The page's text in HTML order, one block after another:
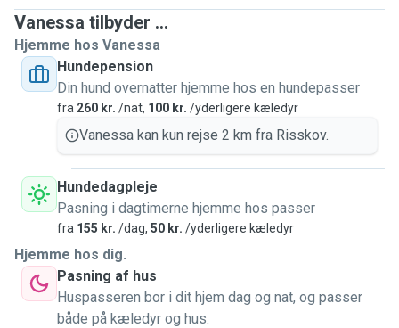
Vanessa tilbyder ...
Hjemme hos Vanessa
Hundepension
Din hund overnatter hjemme hos en hundepasser
fra 260 kr. /nat, 100 kr. /yderligere kæledyr
Vanessa kan kun rejse 2 km fra Risskov.
Hundedagpleje
Pasning i dagtimerne hjemme hos passer
fra 155 kr. /dag, 50 kr. /yderligere kæledyr
Hjemme hos dig.
Pasning af hus
Huspasseren bor i dit hjem dag og nat, og passer
både på kæledyr og hus.